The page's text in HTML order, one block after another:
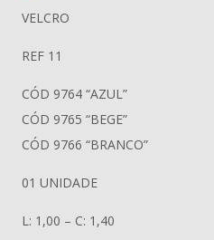
VELCRO
REF 11
CÓD 9764 “AZUL”
CÓD 9765 “BEGE”
CÓD 9766 “BRANCO”
01 UNIDADE
L: 1,00 – C: 1,40